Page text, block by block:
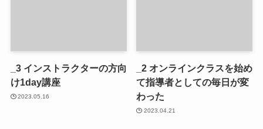
_3 インストラクターの方向
け1day講座
2023.05.16
_2 オンラインクラスを始め
て指導者としての毎日が変
わった
2023.04.21